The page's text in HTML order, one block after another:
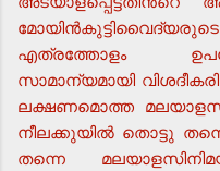
എത്രത്തോളം
സാമാന്യമായി
ലക്ഷണമൊത്ത
നീലക്കുയില്‍ തൊട്ടു
തന്നെ